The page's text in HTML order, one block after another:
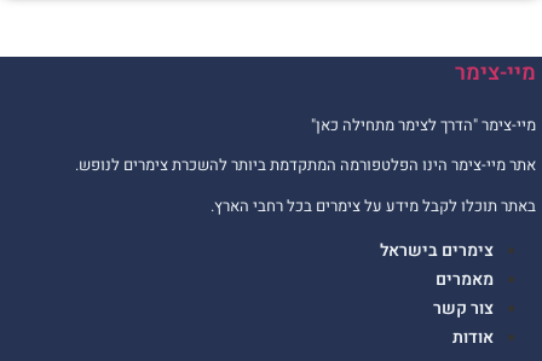
צימר
צימר "הדרך לצימר מתחילה כאן"
מיי-צימר הינו הפלטפורמה המתקדמת ביותר להשכרת צימרים לנופש.
תוכלו לקבל מידע על צימרים בכל רחבי הארץ.
צימרים בישראל
מאמרים
צור קשר
אודות